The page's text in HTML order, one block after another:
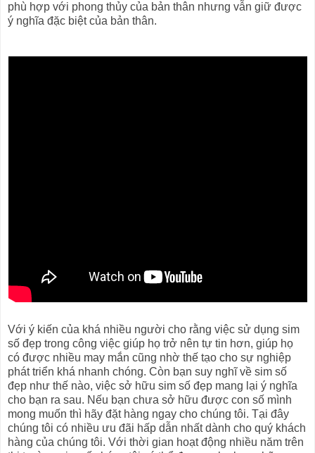
phù hợp với phong thủy của bản thân nhưng vẫn giữ được
ý nghĩa đặc biệt của bản thân.
Với ý kiến của khá nhiều người cho rằng việc sử dụng sim
số đẹp trong công việc giúp họ trở nên tự tin hơn, giúp họ
có được nhiều may mắn cũng nhờ thế tạo cho sự nghiệp
phát triển khá nhanh chóng. Còn bạn suy nghĩ về sim số
đẹp như thế nào, việc sở hữu sim số đẹp mang lại ý nghĩa
cho bạn ra sau. Nếu bạn chưa sở hữu được con số mình
mong muốn thì hãy đặt hàng ngay cho chúng tôi. Tại đây
chúng tôi có nhiều ưu đãi hấp dẫn nhất dành cho quý khách
hàng của chúng tôi. Với thời gian hoạt động nhiều năm trên